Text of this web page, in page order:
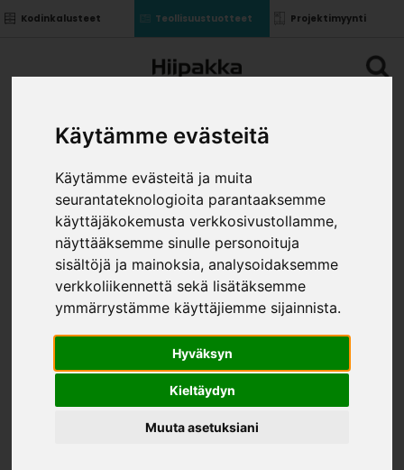
Käytämme evästeitä
Käytämme evästeitä ja muita
seurantateknologioita parantaaksemme
käyttäjäkokemusta verkkosivustollamme,
näyttääksemme sinulle personoituja
sisältöjä ja mainoksia, analysoidaksemme
verkkoliikennettä sekä lisätäksemme
ymmärrystämme käyttäjiemme sijainnista.
Hyväksyn
Kieltäydyn
Muuta asetuksiani
Kodinkalusteet Teollisuustuotteet Projektimyynti